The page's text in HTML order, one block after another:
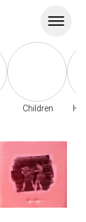
Children